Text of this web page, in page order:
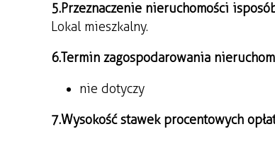
5. Przeznaczenie nieruchomości i
Lokal mieszkalny.
6. Termin zagospodarowania
nie dotyczy
7. Wysokość stawek procentowych